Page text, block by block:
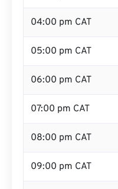
04:00 pm CAT
05:00 pm CAT
06:00 pm CAT
07:00 pm CAT
08:00 pm CAT
09:00 pm CAT